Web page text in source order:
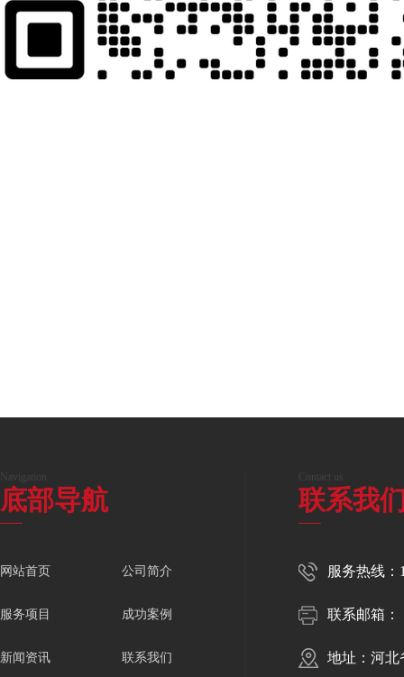
底部导航
网站首页 公司简介
服务项目 成功案例
新闻资讯 联系我们
联系我
服务热线：
联系邮箱：
地址：河北